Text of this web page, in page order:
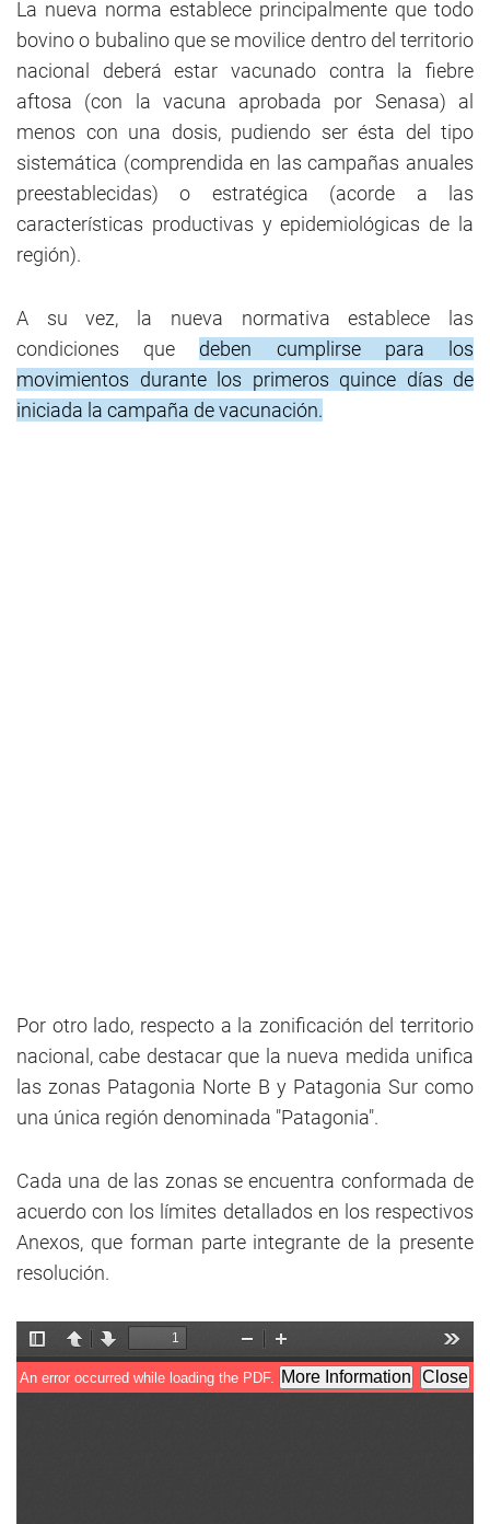
La nueva norma establece principalmente que todo
bovino o bubalino que se movilice dentro del territorio
nacional deberá estar vacunado contra la fiebre
aftosa (con la vacuna aprobada por Senasa) al
menos con una dosis, pudiendo ser ésta del tipo
sistemática (comprendida en las campañas anuales
preestablecidas) o estratégica (acorde a las
características productivas y epidemiológicas de la
región).
A su vez, la nueva normativa establece las
condiciones que deben cumplirse para los
movimientos durante los primeros quince días de
iniciada la campaña de vacunación.
Por otro lado, respecto a la zonificación del territorio
nacional, cabe destacar que la nueva medida unifica
las zonas Patagonia Norte B y Patagonia Sur como
una única región denominada "Patagonia".
Cada una de las zonas se encuentra conformada de
acuerdo con los límites detallados en los respectivos
Anexos, que forman parte integrante de la presente
resolución.